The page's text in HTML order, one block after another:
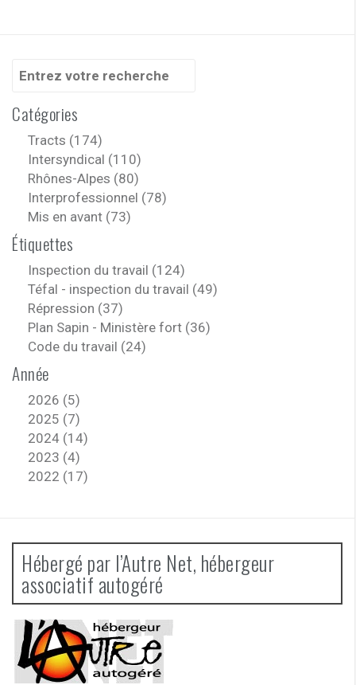
Recherche
:Catégories
Tracts (174)
Intersyndical (110)
Rhônes-Alpes (80)
Interprofessionnel (78)
Mis en avant (73)
Étiquettes
Inspection du travail (124)
Téfal - inspection du travail (49)
Répression (37)
Plan Sapin - Ministère fort (36)
Code du travail (24)
Année
2026 (5)
2025 (7)
2024 (14)
2023 (4)
2022 (17)
Hébergé par l’Autre Net, hébergeur
associatif autogéré